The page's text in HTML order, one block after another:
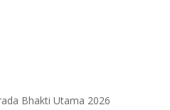
Bhakti Utama 2026